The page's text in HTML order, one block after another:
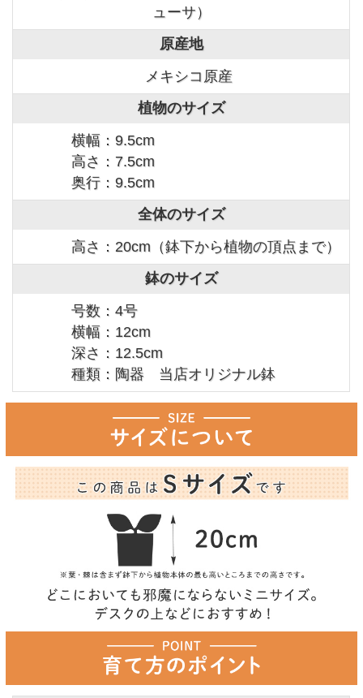
ューサ）
原産地
メキシコ原産
植物のサイズ
横幅：9.5cm
高さ：7.5cm
奥行：9.5cm
全体のサイズ
高さ：20cm（鉢下から植物の頂点まで）
鉢のサイズ
号数：4号
横幅：12cm
深さ：12.5cm
種類：陶器 当店オリジナル鉢